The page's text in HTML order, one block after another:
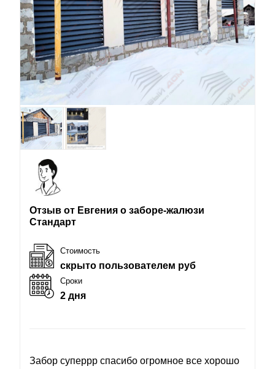
Отзыв от Евгения о заборе-жалюзи
Стандарт
Стоимость
скрыто пользователем руб
Сроки
2 дня
Забор суперрр спасибо огромное все хорошо